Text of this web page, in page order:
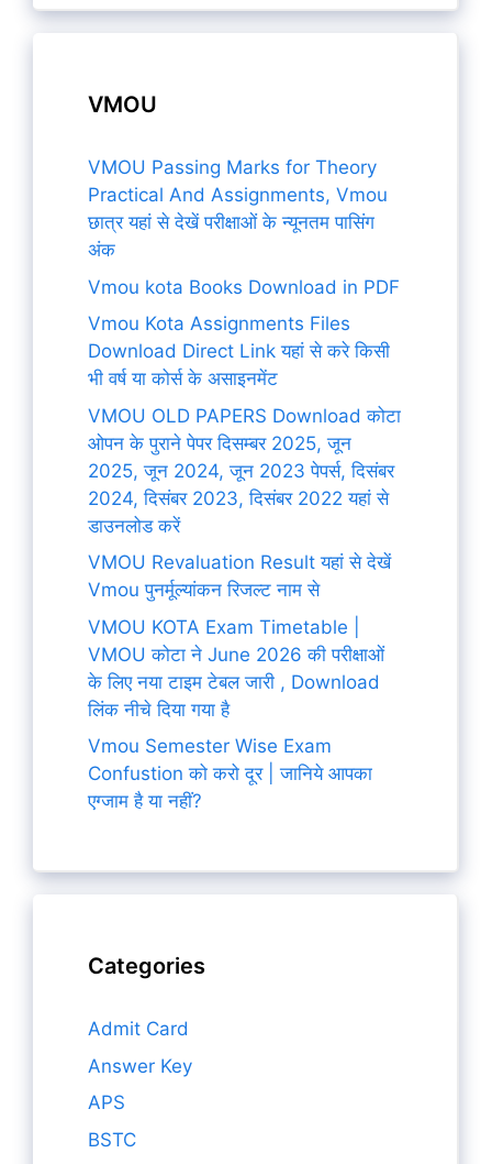
VMOU
VMOU Passing Marks for Theory
Practical And Assignments, Vmou
छात्र यहां से देखें परीक्षाओं के न्यूनतम पासिंग
अंक
Vmou kota Books Download in PDF
Vmou Kota Assignments Files
Download Direct Link यहां से करे किसी
भी वर्ष या कोर्स के असाइनमेंट
VMOU OLD PAPERS Download कोटा
ओपन के पुराने पेपर दिसम्बर 2025, जून
2025, जून 2024, जून 2023 पेपर्स, दिसंबर
2024, दिसंबर 2023, दिसंबर 2022 यहां से
डाउनलोड करें
VMOU Revaluation Result यहां से देखें
Vmou पुनर्मूल्यांकन रिजल्ट नाम से
VMOU KOTA Exam Timetable |
VMOU कोटा ने June 2026 की परीक्षाओं
के लिए नया टाइम टेबल जारी , Download
लिंक नीचे दिया गया है
Vmou Semester Wise Exam
Confustion को करो दूर | जानिये आपका
एग्जाम है या नहीं?
Categories
Admit Card
Answer Key
APS
BSTC